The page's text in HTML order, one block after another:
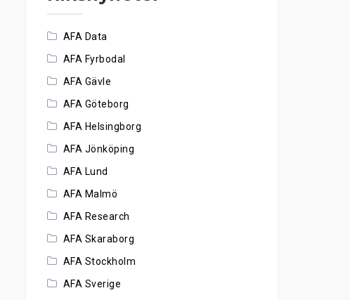
AFA Data
AFA Fyrbodal
AFA Gävle
AFA Göteborg
AFA Helsingborg
AFA Jönköping
AFA Lund
AFA Malmö
AFA Research
AFA Skaraborg
AFA Stockholm
AFA Sverige